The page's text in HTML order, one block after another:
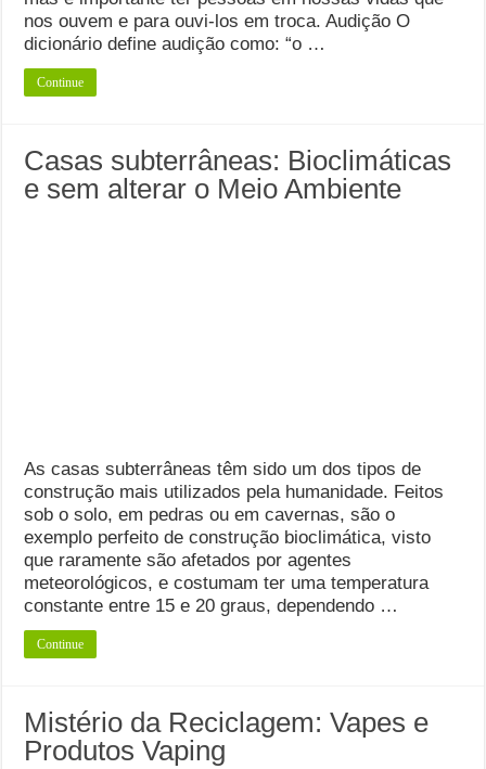
nos ouvem e para ouvi-los em troca. Audição O
dicionário define audição como: “o …
Continue
Casas subterrâneas: Bioclimáticas
e sem alterar o Meio Ambiente
As casas subterrâneas têm sido um dos tipos de
construção mais utilizados pela humanidade. Feitos
sob o solo, em pedras ou em cavernas, são o
exemplo perfeito de construção bioclimática, visto
que raramente são afetados por agentes
meteorológicos, e costumam ter uma temperatura
constante entre 15 e 20 graus, dependendo …
Continue
Mistério da Reciclagem: Vapes e
Produtos Vaping